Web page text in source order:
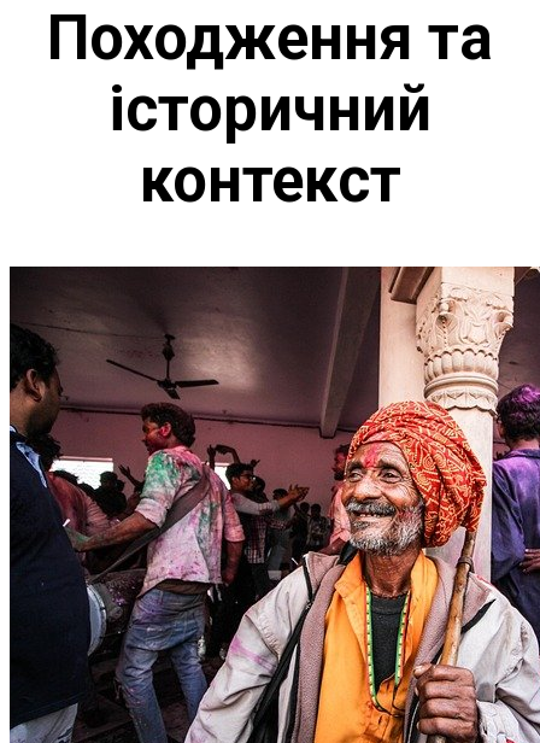
Походження та
історичний
контекст